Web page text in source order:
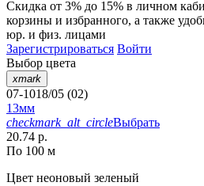
Скидка от 3% до 15% в личном
корзины и избранного, а также
юр. и физ. лицами
Зарегистрироваться Войти
Выбор цвета
xmark
07-1018/05 (02)
13мм
checkmark_alt_circleВыбрать
20.74 р.
По 100 м
Цвет неоновый зеленый